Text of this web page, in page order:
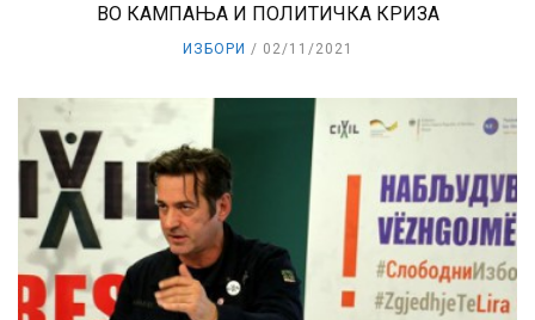
ВО КАМПАЊА И ПОЛИТИЧКА КРИЗА
ИЗБОРИ 02/11/2021